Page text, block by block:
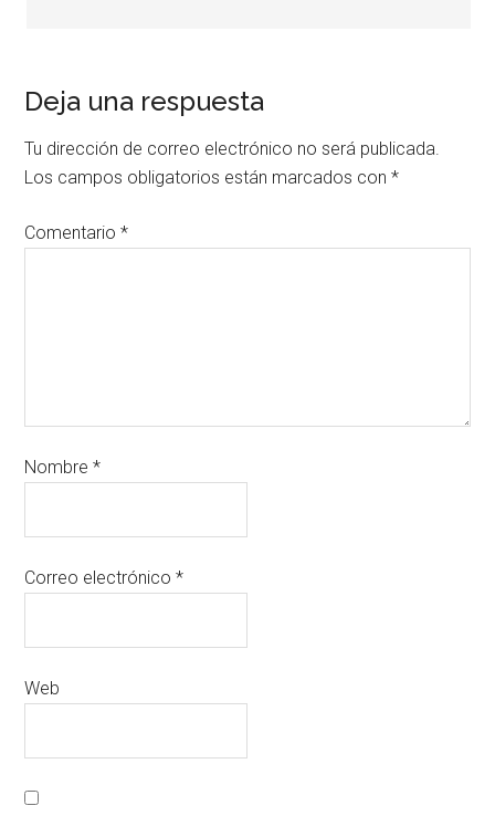
Deja una respuesta
Tu dirección de correo electrónico no será publicada.
Los campos obligatorios están marcados con*
Comentario*
Nombre*
Correo electrónico*
Web